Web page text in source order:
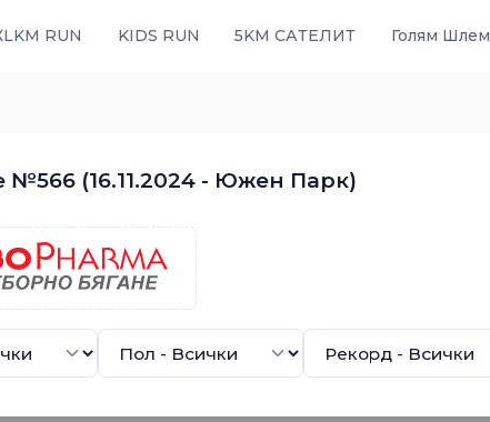
RUN KIDS RUN 5KM САТЕЛИТ Голям Шлем
№566 (16.11.2024 - Южен Парк)